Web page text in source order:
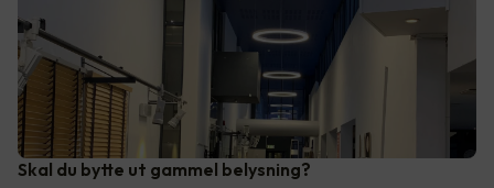
Skal du bytte ut gammel belysning?